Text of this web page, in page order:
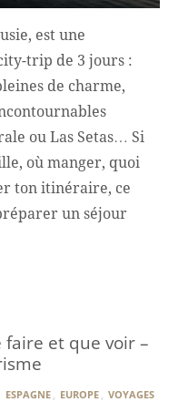
est une
trip de 3 jours :
de charme,
ou Las Setas… Si
où manger, quoi
ton itinéraire, ce
un séjour
faire et que voir –
ESPAGNE EUROPE VOYAGES